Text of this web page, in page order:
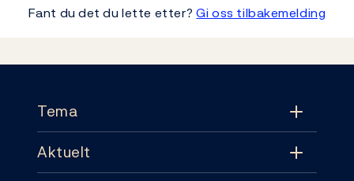
Fant du det du lette etter?Gi oss tilbakemelding
Tema
Tema
Aktuelt